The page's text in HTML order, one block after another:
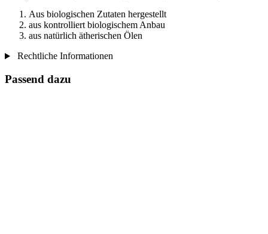
Aus biologischen Zutaten hergestellt
aus kontrolliert biologischem Anbau
aus natürlich ätherischen Ölen
Rechtliche Informationen
Passend dazu